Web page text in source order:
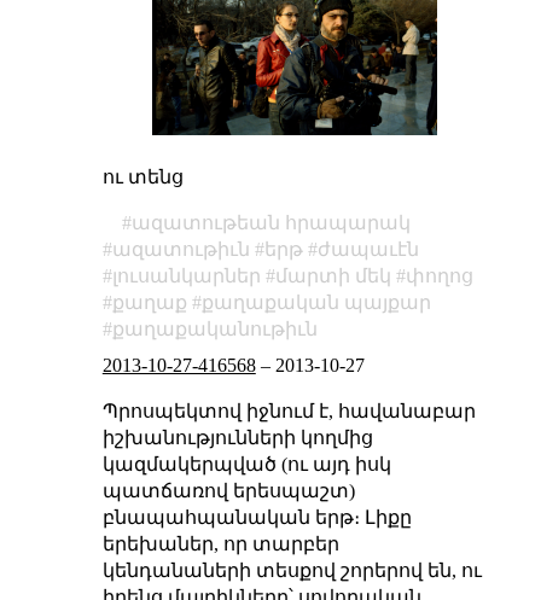
ու տենց
ազատութեան հրապարակ
ազատութիւն
երթ
ժապաւէն
լուսանկարներ
մարտի մեկ
փողոց
քաղաք
քաղաքական պայքար
քաղաքականութիւն
2013-10-27-416568– 2013-10-27
Պրոսպեկտով իջնում է, հավանաբար
իշխանությունների կողմից
կազմակերպված (ու այդ իսկ
պատճառով երեսպաշտ)
բնապահպանական երթ։ Լիքը
երեխաներ, որ տարբեր
կենդանաների տեսքով շորերով են, ու